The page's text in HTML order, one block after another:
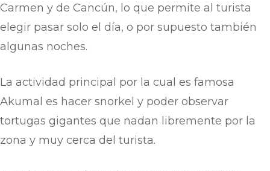
Carmen y de Cancún, lo que permite al turista
elegir pasar solo el día, o por supuesto también
algunas noches.
La actividad principal por la cual es famosa
Akumal es hacer snorkel y poder observar
tortugas gigantes que nadan libremente por la
zona y muy cerca del turista.